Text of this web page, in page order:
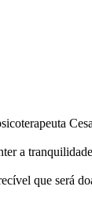
a
que será